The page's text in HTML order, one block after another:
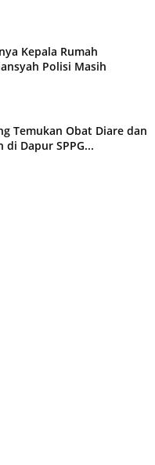
Kepala Rumah
Polisi Masih
Temukan Obat Diare dan
di Dapur SPPG...